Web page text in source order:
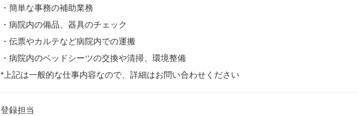
・簡単な事務の補助業務
・病院内の備品、器具のチェック
・伝票やカルテなど病院内での運搬
・病院内のベッドシーツの交換や清掃、環境整備
*上記は一般的な仕事内容なので、詳細はお問い合わせください
登録担当